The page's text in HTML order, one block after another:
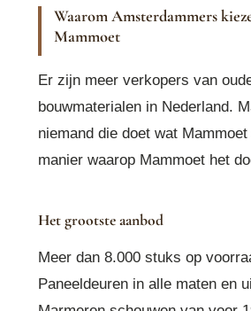
Waarom Amsterdammers
Mammoet
Er zijn meer verkopers van
bouwmaterialen in Nederland.
niemand die doet wat
manier waarop Mammoet het
Het grootste aanbod
Meer dan 8.000 stuks op
Paneeldeuren in alle maten en